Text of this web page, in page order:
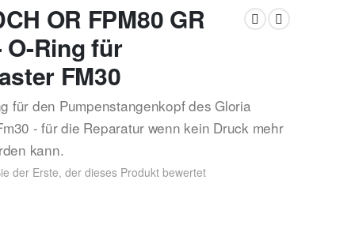
OR FPM80 GR
O-Ring für
FM30
für den Pumpenstangenkopf des Gloria
- für die Reparatur wenn kein Druck mehr
kann.
der Erste, der dieses Produkt bewertet